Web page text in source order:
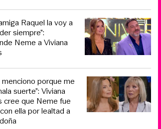
Raquel la voy a
siempre”:
Neme a Viviana
menciono porque me
suerte”: Viviana
cree que Neme fue
ella por lealtad a